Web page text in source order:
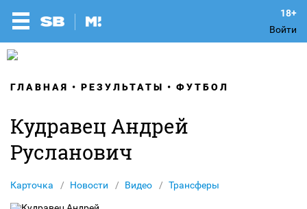
Войти
ГЛАВНАЯ РЕЗУЛЬТАТЫ ФУТБОЛ
Кудравец Андрей
Русланович
Карточка Новости Видео Трансферы